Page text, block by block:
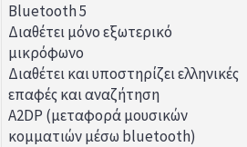
Bluetooth 5
Διαθέτει μόνο εξωτερικό
μικρόφωνο
Διαθέτει και υποστηρίζει ελληνικές
επαφές και αναζήτηση
A2DP (μεταφορά μουσικών
κομματιών μέσω bluetooth)